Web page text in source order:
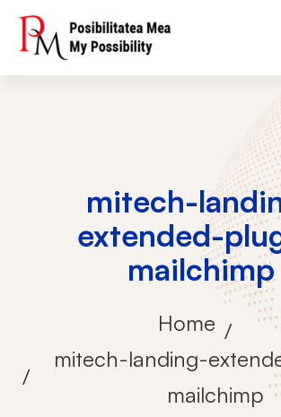
mitech-
extended-
mailchimp
Home
mitech-landing-
mailchimp